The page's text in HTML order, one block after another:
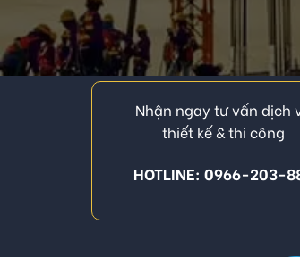
Nhận ngay tư vấn dịch
thiết kế & thi công
HOTLINE: 0966-203-